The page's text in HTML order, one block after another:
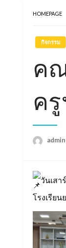
HOMEPAGE
กิจกรรม
ค
ค
วันเสา
โรงเรีย